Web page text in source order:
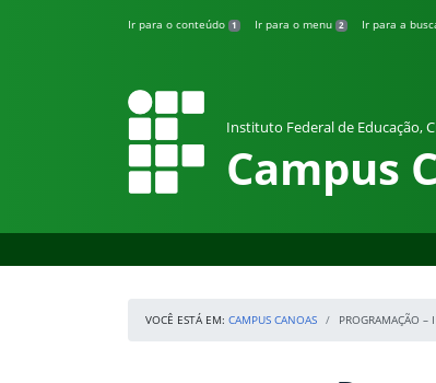
Ir para o conteúdo 1 Ir para o menu 2 Ir para a
Instituto Federal de Educação,
Campus
VOCÊ ESTÁ EM: CAMPUS CANOAS PROGRAMAÇÃO –